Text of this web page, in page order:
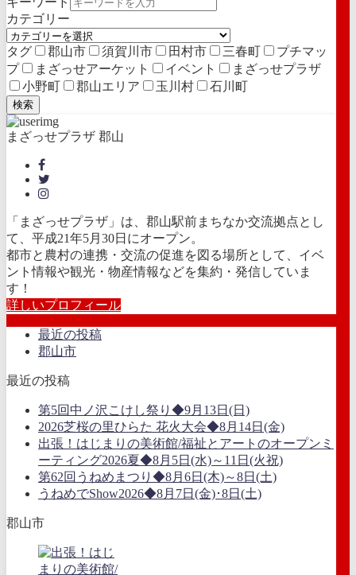
カテゴリー
タグ 郡山市 須賀川市 田村市 三春町
プチマッ
プ
まざっせアーケット イベント
まざっせプラザ
小野町
郡山エリア 玉川村 石川町
検索
まざっせプラザ 郡山
「まざっせプラザ」は、郡山駅前まちなか交流拠点とし
て、平成21年5月30日にオープン。
都市と農村の連携・交流の促進を図る場所として、イベ
ント情報や観光・物産情報などを集約・発信していま
す！
詳しいプロフィール
最近の投稿
郡山市
最近の投稿
第5回中ノ沢こけし祭り◆9月13日(日)
2026芝桜の里ひらた 花火大会◆8月14日(金)
出張！はじまりの美術館/福祉とアートのオープンミ
ーティング2026夏◆8月5日(水)～11日(火祝)
第62回うねめまつり◆8月6日(木)～8日(土)
うねめでShow2026◆8月7日(金)･8日(土)
郡山市